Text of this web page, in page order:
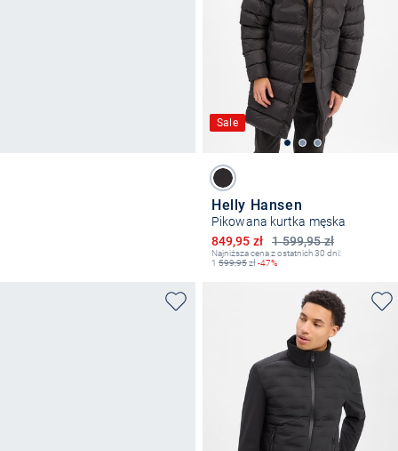
Sale
Helly Hansen
Pikowana kurtka męska
1 599,95 zł
Obniżona cena
849,95 zł
Najniższa cena z ostatnich 30 dni:
1 599,95zł-47%